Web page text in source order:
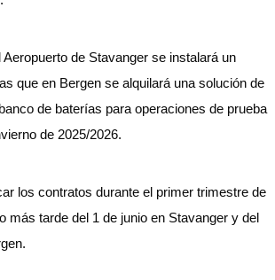
Aeropuerto de Stavanger se instalará un
que en Bergen se alquilará una solución de
de baterías para operaciones de prueba
de 2025/2026.
los contratos durante el primer trimestre de
más tarde del 1 de junio en Stavanger y del